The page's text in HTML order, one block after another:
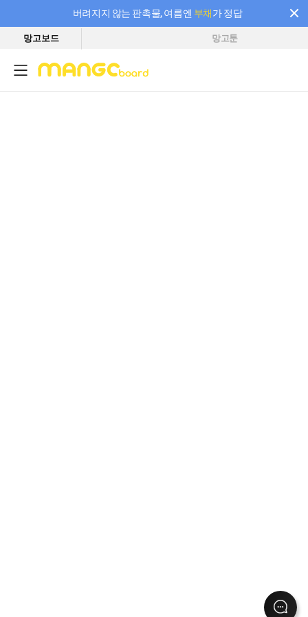
버려지지 않는 판촉물, 여름엔 부채가 정답
필요한 만큼 충전하고 끊김 없이 작업하세요! 새로워진 AI 부스터 요금제
망고보드 망고툰